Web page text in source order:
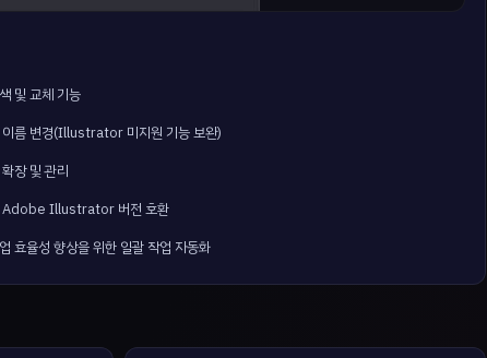
및 교체 기능
이름 변경(Illustrator 미지원 기능 보완)
장 및 관리
Adobe Illustrator 버전 호환
효율성 향상을 위한 일괄 작업 자동화